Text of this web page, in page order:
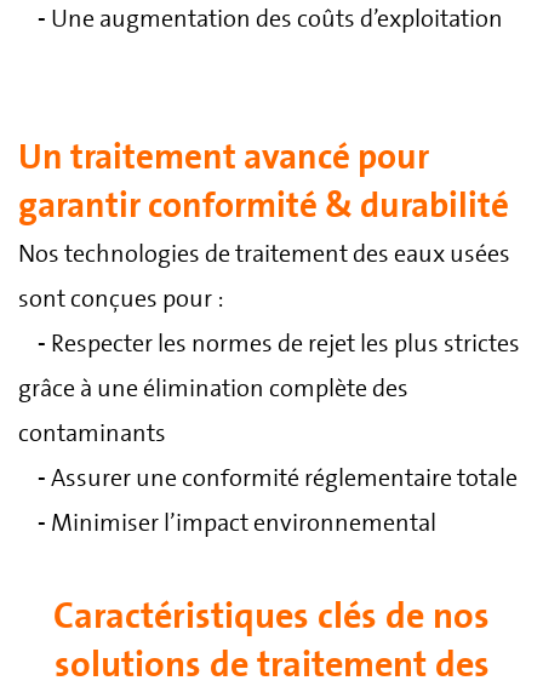
- Une augmentation des coûts d’exploitation
Un traitement avancé pour
garantir conformité & durabilité
Nos technologies de traitement des eaux usées
sont conçues pour :
- Respecter les normes de rejet les plus strictes
grâce à une élimination complète des
contaminants
-Assurer une conformité réglementaire totale
- Minimiser l’impact environnemental
Caractéristiques clés de nos
solutions de traitement des